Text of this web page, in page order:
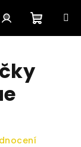
Přihlášení